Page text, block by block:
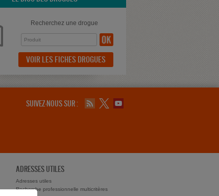
Recherchez une drogue
VOIR LES FICHES DROGUES
SUIVEZ-NOUS SUR :
ADRESSES UTILES
Adresses utiles
Recherche professionnelle multicritères